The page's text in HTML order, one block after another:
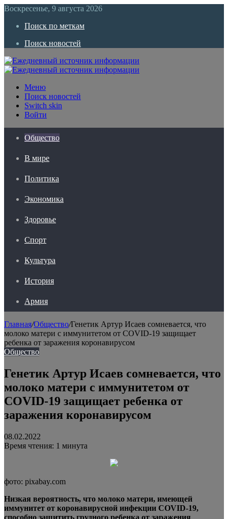
Воскресенье, 9 августа 2026
Поиск по меткам
Поиск новостей
Меню
Поиск новостей
Switch skin
Войти
Общество
В мире
Политика
Экономика
Здоровье
Спорт
Культура
История
Армия
Главная/Общество/Генетик Артур Исаев сомневается, что
молоко матери c иммунитетом от COVID-19 защищает
ребенка от заражения коронавирусом
Общество
Генетик Артур Исаев сомневается, что
молоко матери c иммунитетом от
COVID-19 защищает ребенка от
заражения коронавирусом
08.02.2022
Время чтения: 1 минута
фото: pixabay.com
Низкая вероятность, что молоко матери, имеющей
иммунитет от коронавирусной инфекции COVID-19,
способно защитить грудного ребенка от заражения